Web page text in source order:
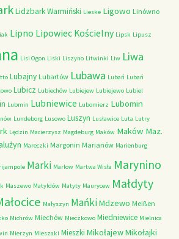
Lidzbark Warmiński Lieske Ligowo Linówno
Lipno Lipowiec Kościelny Lipsk Lipusz
Lisi Ogon Liski Liszyno Litwinki Liw Liwa
Lubajny Lubartów Lubawa Lubań Lubań
Lubicz Lubiechów Lubiejew Lubiejewo Lubiel
Lubmin Lubniewice Lubomierz Lubomin
Lundeborg Lusowo Luszyn Lusławice Luta Lutry
Lędzin Macierzysz Magdeburg Maków Maków Maz.
Mareczki Margonin Marianów Marienburg
Marki Marlow Martwa Wisła Marynino
Maszewo Matyldów Matyty Maurycew Małdyty
Małyszyn MańkiMdzewo Meißen
Michrów Miechów Mieczkowo Miedniewice Mielnica
Mierzyn Mieszaki Mieszki MikołajewMikołajki